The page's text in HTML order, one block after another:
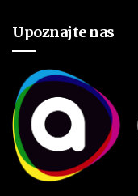
Upoznajte nas